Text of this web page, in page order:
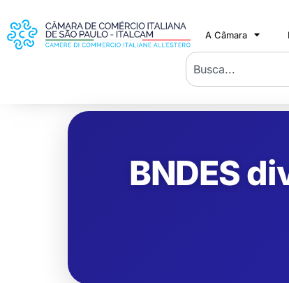
A Câmara
BNDES